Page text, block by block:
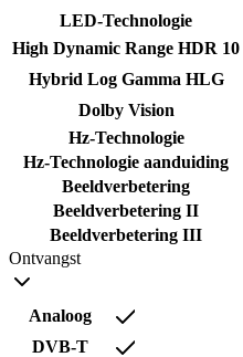
LED-Technologie
High Dynamic Range HDR 10
Hybrid Log Gamma HLG
Dolby Vision
Hz-Technologie
Hz-Technologie aanduiding
Beeldverbetering
Beeldverbetering II
Beeldverbetering III
Ontvangst
Analoog
DVB-T